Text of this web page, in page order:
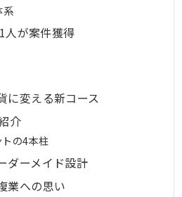
系
が案件獲得
変える新コース
介
の4本柱
ダーメイド設計
業への思い